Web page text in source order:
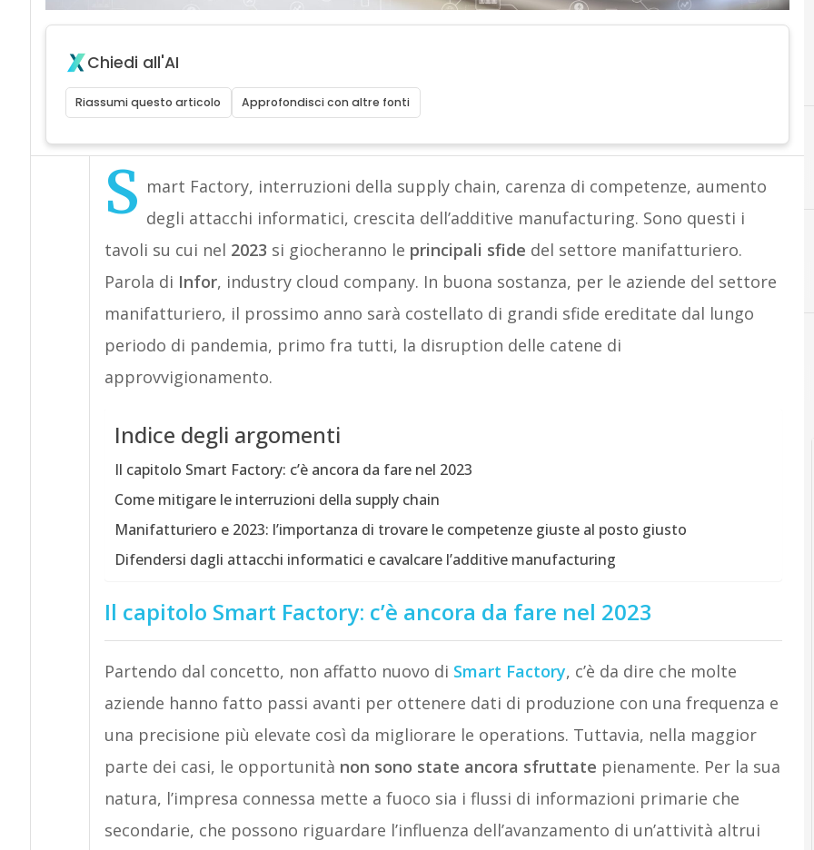
Chiedi all'AI
Riassumi questo articolo Approfondisci con altre fonti
S mart Factory, interruzioni della supply chain, carenza di competenze, aumento
degli attacchi informatici, crescita dell’additive manufacturing. Sono questi i
tavoli su cui nel 2023 si giocheranno le principali sfide del settore manifatturiero.
Parola di Infor, industry cloud company. In buona sostanza, per le aziende del settore
manifatturiero, il prossimo anno sarà costellato di grandi sfide ereditate dal lungo
periodo di pandemia, primo fra tutti, la disruption delle catene di
approvvigionamento.
Indice degli argomenti
Il capitolo Smart Factory: c’è ancora da fare nel 2023
Come mitigare le interruzioni della supply chain
Manifatturiero e 2023: l’importanza di trovare le competenze giuste al posto giusto
Difendersi dagli attacchi informatici e cavalcare l’additive manufacturing
Il capitolo Smart Factory: c’è ancora da fare nel 2023
Partendo dal concetto, non affatto nuovo di Smart Factory, c’è da dire che molte
aziende hanno fatto passi avanti per ottenere dati di produzione con una frequenza e
una precisione più elevate così da migliorare le operations. Tuttavia, nella maggior
parte dei casi, le opportunità non sono state ancora sfruttate pienamente. Per la sua
natura, l’impresa connessa mette a fuoco sia i flussi di informazioni primarie che
secondarie, che possono riguardare l’influenza dell’avanzamento di un’attività altrui
A
additive manufacturing